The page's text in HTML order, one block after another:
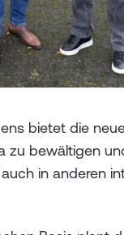
bietet die
zu bewältigen
in anderen